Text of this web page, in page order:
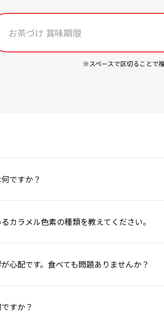
※スペースで区切ることで
ですか？
カラメル色素の種類を教えてください。
心配です。食べても問題ありませんか？
すか？